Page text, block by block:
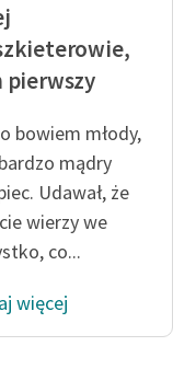
pierwszy
bowiem młody,
mądry
Udawał, że
wierzy we
co...
więcej